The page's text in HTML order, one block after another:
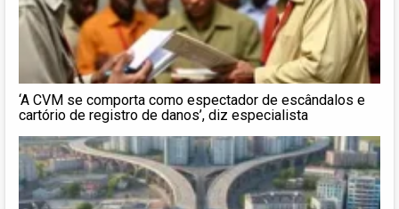
‘A CVM se comporta como espectador de escândalos e
cartório de registro de danos’, diz especialista